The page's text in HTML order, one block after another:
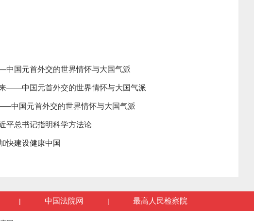
国元首外交的世界情怀与大国气派
——中国元首外交的世界情怀与大国气派
中国元首外交的世界情怀与大国气派
平总书记指明科学方法论
快建设健康中国
| 中国法院网 | 最高人民检察院